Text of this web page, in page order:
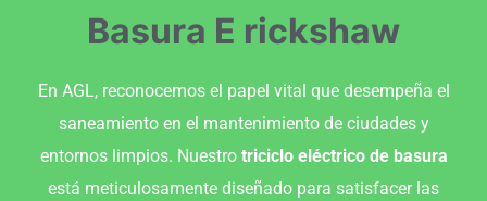
Basura E rickshaw
En AGL, reconocemos el papel vital que desempeña el
saneamiento en el mantenimiento de ciudades y
entornos limpios. Nuestro triciclo eléctrico de basura
está meticulosamente diseñado para satisfacer las